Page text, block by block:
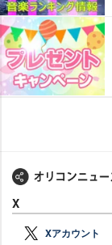
X
Xアカウント